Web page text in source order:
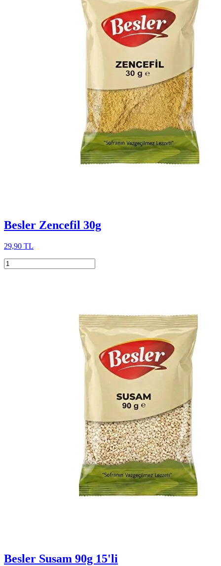
Besler Zencefil 30g
29,90 TL
Besler Susam 90g 15'li